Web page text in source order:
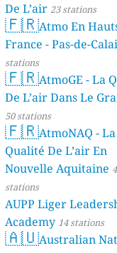
De L’air 23 stations
🇫🇷Atmo En
France - Pas-de-
stations
🇫🇷AtmoGE - La
De L’air Dans Le
50 stations
🇫🇷AtmoNAQ - La
Qualité De L’air En
Nouvelle Aquitaine
stations
AUPP Liger
Academy 14 stations
🇦🇺Australian